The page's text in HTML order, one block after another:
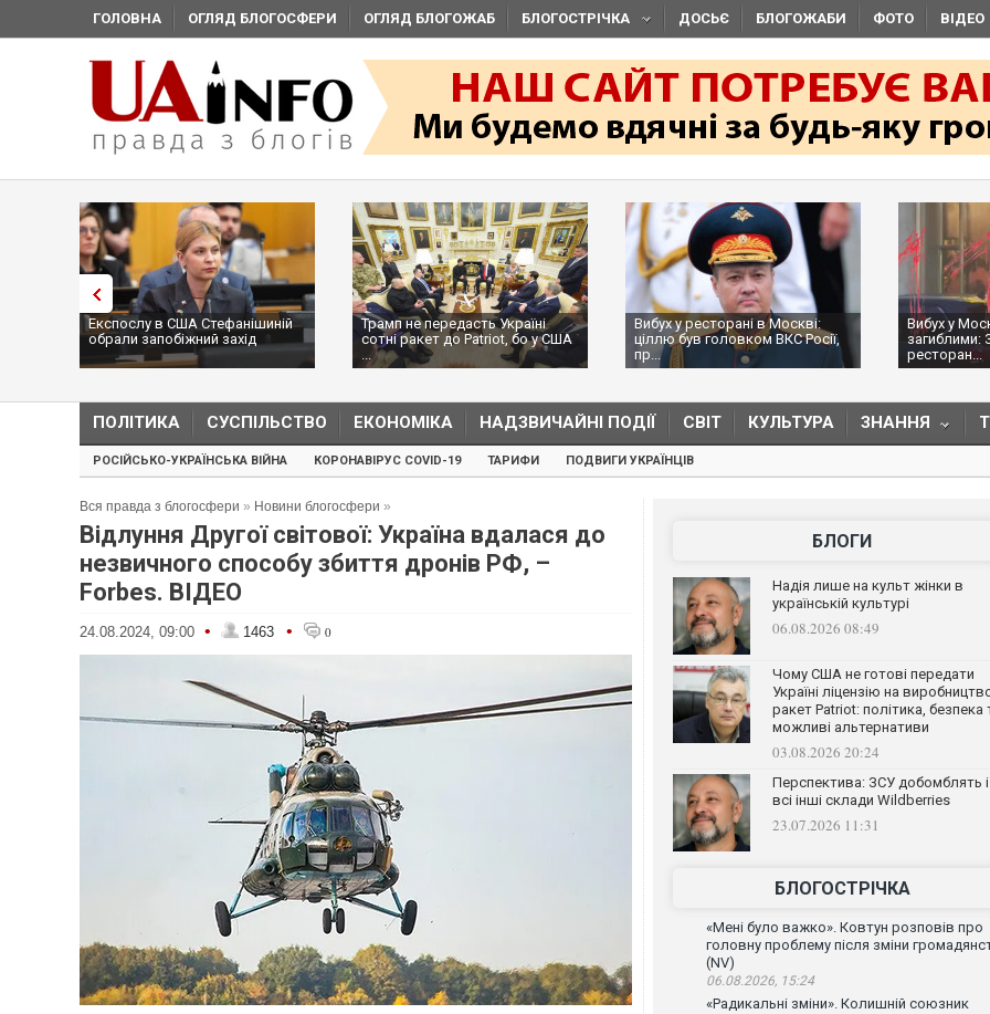
ГОЛОВНА ОГЛЯД БЛОГОСФЕРИ ОГЛЯД БЛОГОЖАБ БЛОГОСТРІЧКА ДОСЬЄ БЛОГОЖАБИ ФОТО ВІДЕО
Експослу в США Стефанішиній
обрали запобіжний захід
Трамп не передасть Україні
сотні ракет до Patriot, бо у США
...
Вибух у ресторані в Москві:
ціллю був головком ВКС Росії,
пр...
Вибух у
загиблими:
ресторан...
ПОЛІТИКА СУСПІЛЬСТВО ЕКОНОМІКА НАДЗВИЧАЙНІ ПОДІЇ СВІТ КУЛЬТУРА ЗНАННЯ
РОСІЙСЬКО-УКРАЇНСЬКА ВІЙНА КОРОНАВІРУС COVID-19 ТАРИФИ ПОДВИГИ УКРАЇНЦІВ
Вся правда з блогосфери » Новини блогосфери »
Відлуння Другої світової: Україна вдалася до
незвичного способу збиття дронів РФ, –
Forbes. ВІДЕО
24.08.2024, 09:00 • 1463 • 0
БЛОГИ
Надія лише на культ жінки в
українській культурі
06.08.2026 08:49
Чому США не готові передати
Україні ліцензію на
ракет Patriot: політика, безпека
можливі альтернативи
03.08.2026 20:24
Перспектива: ЗСУ добомблять і
всі інші склади Wildberries
23.07.2026 11:31
БЛОГОСТРІЧКА
«Мені було важко». Ковтун розповів про
головну проблему після зміни
(NV)
06.08.2026, 15:24
«Радикальні зміни». Колишній союзник